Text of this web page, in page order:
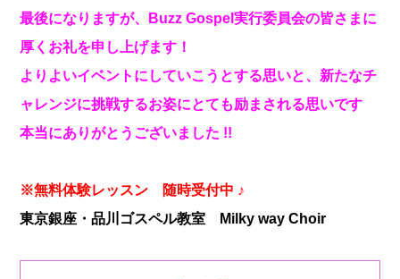
最後になりますが、Buzz Gospel実行委員会の皆さまに
厚くお礼を申し上げます！
よりよいイベントにしていこうとする思いと、新たなチ
ャレンジに挑戦するお姿にとても励まされる思いです
本当にありがとうございました !!
※無料体験レッスン 随時受付中 ♪
東京銀座・品川ゴスペル教室 Milky way Choir